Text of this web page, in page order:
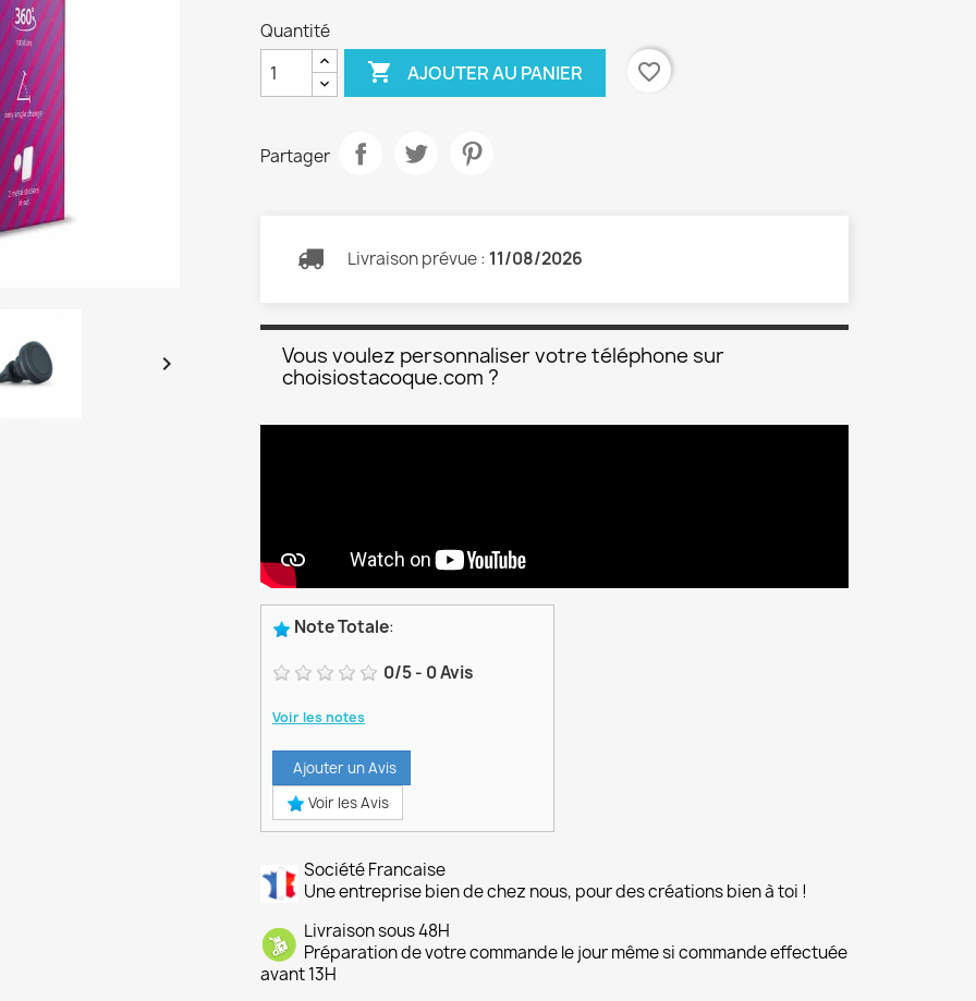

Quantité
 AJOUTER AU PANIER favorite_border
Partager
Livraison prévue : 11/08/2026
Vous voulez personnaliser votre téléphone sur
choisiostacoque.com ?
Note Totale:
0/5- 0Avis
Voir les notes
Ajouter un Avis
Voir les Avis
Société Francaise
Une entreprise bien de chez nous, pour des créations bien à toi !
Livraison sous 48H
Préparation de votre commande le jour même si commande effectuée
avant 13H